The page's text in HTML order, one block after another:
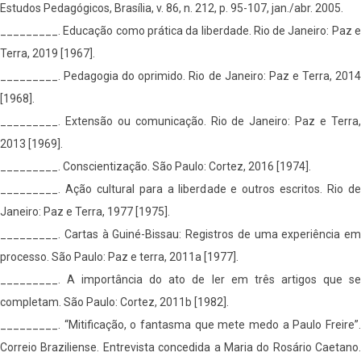
Estudos Pedagógicos, Brasília, v. 86, n. 212, p. 95-107, jan./abr. 2005.
_________. Educação como prática da liberdade. Rio de Janeiro: Paz e
Terra, 2019 [1967].
_________. Pedagogia do oprimido. Rio de Janeiro: Paz e Terra, 2014
[1968].
_________. Extensão ou comunicação. Rio de Janeiro: Paz e Terra,
2013 [1969].
_________. Conscientização. São Paulo: Cortez, 2016 [1974].
_________. Ação cultural para a liberdade e outros escritos. Rio de
Janeiro: Paz e Terra, 1977 [1975].
_________. Cartas à Guiné-Bissau: Registros de uma experiência em
processo. São Paulo: Paz e terra, 2011a [1977].
_________. A importância do ato de ler em três artigos que se
completam. São Paulo: Cortez, 2011b [1982].
_________. “Mitificação, o fantasma que mete medo a Paulo Freire”.
Correio Braziliense. Entrevista concedida a Maria do Rosário Caetano.